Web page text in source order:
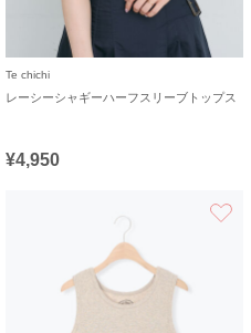
Te chichi
レーシーシャギーハーフスリーブトップス
¥4,950